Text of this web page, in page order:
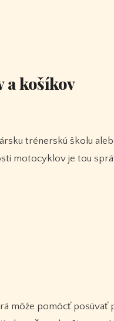
a košíkov
motocyklov je tou